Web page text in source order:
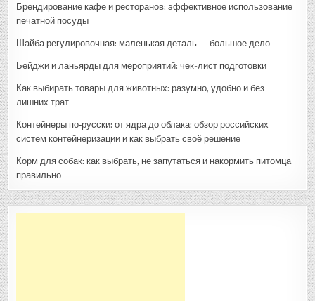
Брендирование кафе и ресторанов: эффективное использование
печатной посуды
Шайба регулировочная: маленькая деталь — большое дело
Бейджи и ланьярды для мероприятий: чек-лист подготовки
Как выбирать товары для животных: разумно, удобно и без
лишних трат
Контейнеры по‑русски: от ядра до облака: обзор российских
систем контейнеризации и как выбрать своё решение
Корм для собак: как выбрать, не запутаться и накормить питомца
правильно